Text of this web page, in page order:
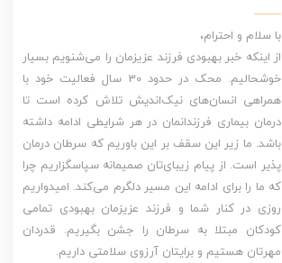
با سلام و احترام،
از اینکه خبر بهبودی فرزند عزیزمان را می‌شنویم بسیار
خوشحالیم. محک در حدود 30 سال فعالیت خود با
همراهی انسان‌های نیک‌اندیش تلاش کرده است تا
درمان بیماری فرزندانمان در هر شرایطی ادامه داشته
باشد. ما زیر این سقف بر این باوریم که سرطان درمان
پذیر است. از پیام زیبای‌تان صمیمانه سپاسگزاریم چرا
که ما را برای ادامه این مسیر دلگرم می‌کند. امیدواریم
روزی در کنار شما و فرزند عزیزمان بهبودی تمامی
کودکان مبتلا به سرطان را جشن بگیریم. قدردان
مهرتان هستیم و برایتان آرزوی سلامتی داریم.